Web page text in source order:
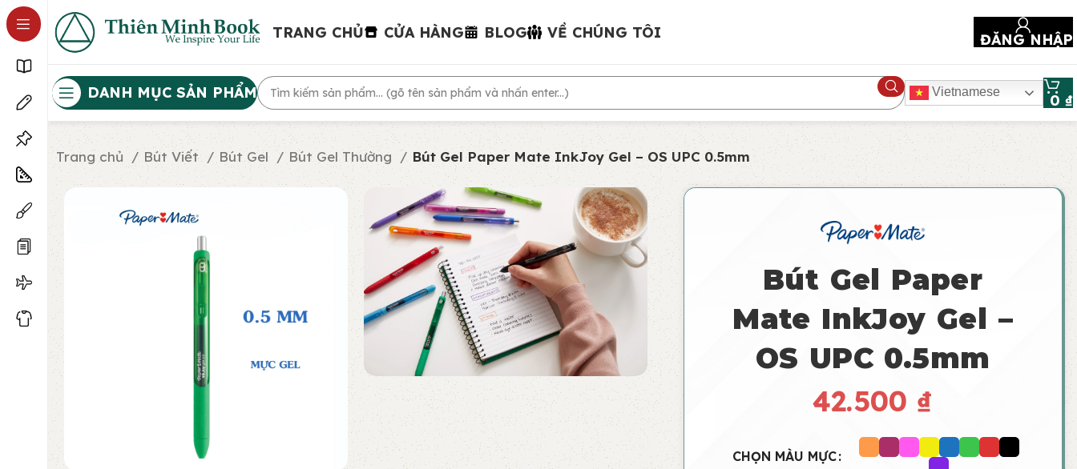
TRANG CHỦ CỬA HÀNG BLOG VỀ CHÚNG TÔI ĐĂNG NHẬP
DANH MỤC SẢN PHẨM Vietnamese 0 ₫
Trang chủ Bút Viết Bút Gel Bút Gel Thường Bút Gel Paper Mate InkJoy Gel – OS UPC 0.5mm
Bút Gel Paper
Mate InkJoy Gel –
OS UPC 0.5mm
42.500 ₫
CHỌN MÀU MỰC